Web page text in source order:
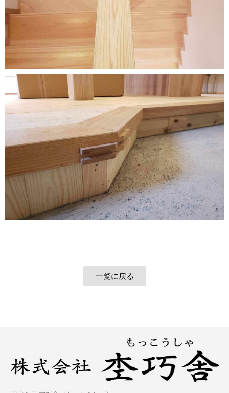
一覧に戻る